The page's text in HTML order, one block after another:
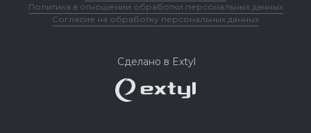
Политика в отношении обработки персональных данных
Согласие на обработку персональных данных
Сделано в Extyl